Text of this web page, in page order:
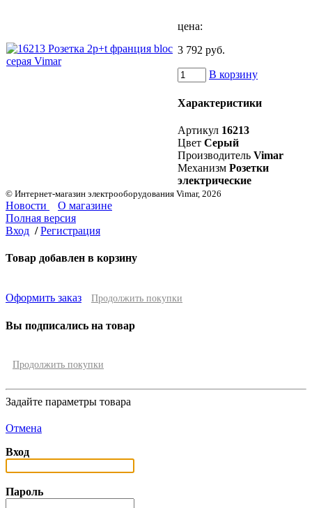
цена:
3 792 руб.
В корзину
Характеристики
Артикул 16213
Цвет Серый
Производитель Vimar
Механизм Розетки
электрические
© Интернет-магазин электрооборудования Vimar, 2026
Новости
О магазине
Полная версия
Вход / Регистрация
Товар добавлен в корзину
Оформить заказ Продолжить покупки
Вы подписались на товар
Продолжить покупки
Задайте параметры товара
Отмена
Вход
Пароль